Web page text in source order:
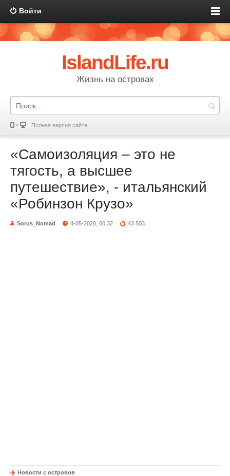
Войти
IslandLife.ru
Жизнь на островах
Полная версия сайта
«Самоизоляция – это не
тягость, а высшее
путешествие», - итальянский
«Робинзон Крузо»
Sorus_Nomad 4-05-2020, 00:32 43 503
Новости с островов